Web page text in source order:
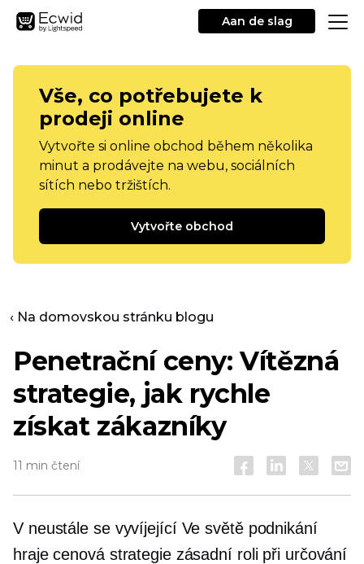
Aan de slag
Vše, co potřebujete k
prodeji online
Vytvořte si online obchod během několika
minut a prodávejte na webu, sociálních
sítích nebo tržištích.
Vytvořte obchod
‹ Na domovskou stránku blogu
Penetrační ceny: Vítězná
strategie, jak rychle
získat zákazníky
11 min čtení
V neustále se vyvíjejícíVe světě podnikání
hraje cenová strategie zásadní roli při určování